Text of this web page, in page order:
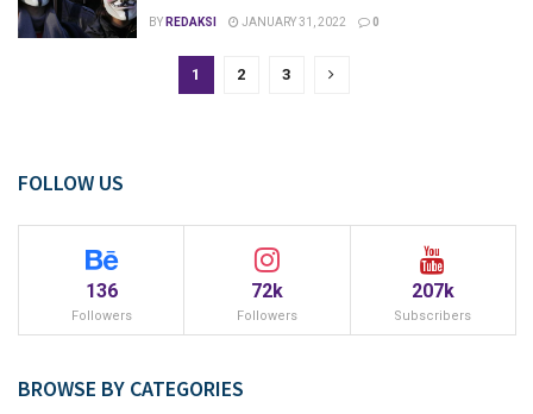
BY REDAKSI JANUARY 31, 2022 0
1 2 3
FOLLOW US
136
Followers
72k
Followers
207k
Subscribers
BROWSE BY CATEGORIES